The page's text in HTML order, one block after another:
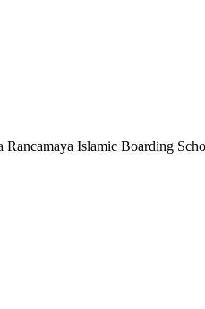
Rancamaya Islamic Boarding